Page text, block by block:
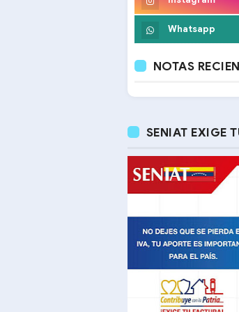
Whatsapp
NOTAS
SENIAT EXIGE